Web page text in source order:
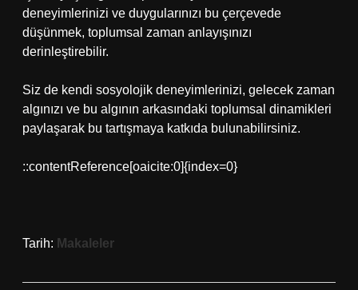
deneyimlerinizi ve duygularınızı bu çerçevede
düşünmek, toplumsal zaman anlayışınızı
derinleştirebilir.
Siz de kendi sosyolojik deneyimlerinizi, gelecek zaman
algınızı ve bu algının arkasındaki toplumsal dinamikleri
paylaşarak bu tartışmaya katkıda bulunabilirsiniz.
::contentReference[oaicite:0]{index=0}
Tarih: Makaleler